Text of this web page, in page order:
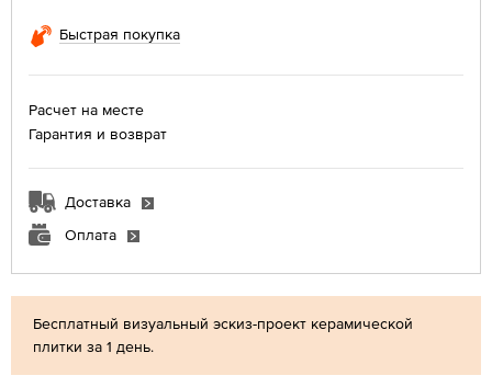
Бесплатный визуальный эскиз-проект керамической
плитки за 1 день.
Быстрая покупка
Расчет на месте
Гарантия и возврат
Доставка
Оплата